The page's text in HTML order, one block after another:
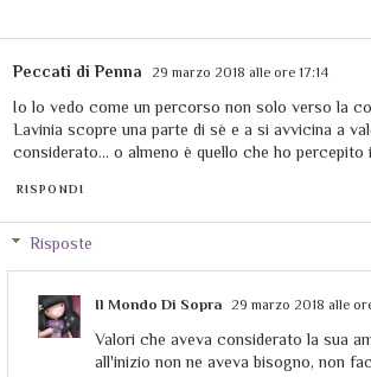
Peccati di Penna 29 marzo 2018 alle ore 17:14
Io lo vedo come un percorso non solo verso la
Lavinia scopre una parte di sè e a si avvicina a
considerato... o almeno è quello che ho percepito
RISPONDI
Risposte
Il Mondo Di Sopra 29 marzo 2018 alle
Valori che aveva considerato la sua
all'inizio non ne aveva bisogno, non